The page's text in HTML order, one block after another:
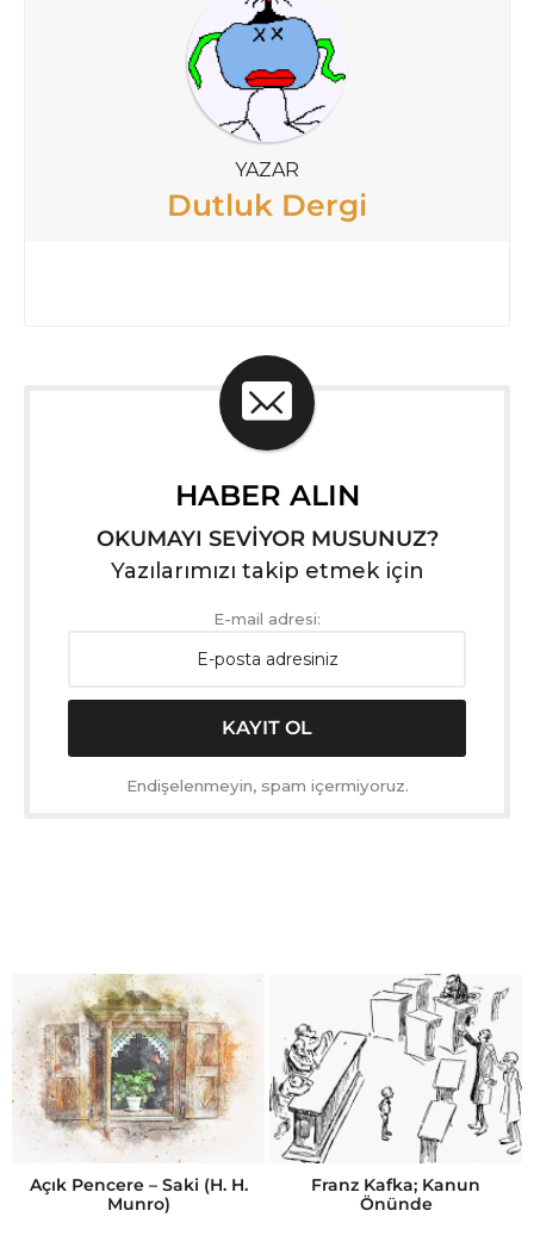
YAZAR
Dutluk Dergi
HABER ALIN
OKUMAYI SEVİYOR MUSUNUZ?
Yazılarımızı takip etmek için
E-mail adresi:
Endişelenmeyin, spam içermiyoruz.
Açık Pencere – Saki (H. H.
Munro)
Franz Kafka; Kanun
Önünde